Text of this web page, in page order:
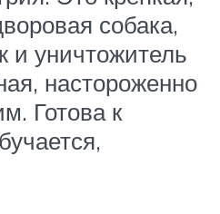
собака,
и уничтожитель
настороженно
Готова к